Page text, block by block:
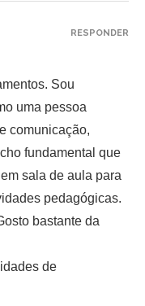
Sou
uma pessoa
comunicação,
fundamental que
sala de aula para
pedagógicas.
bastante da
de
RESPONDER